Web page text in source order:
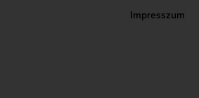
Impresszum